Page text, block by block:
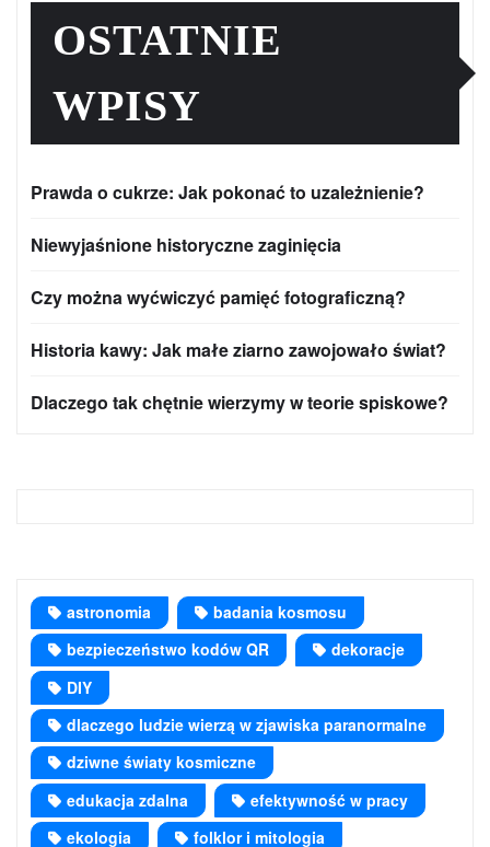
OSTATNIE
WPISY
Prawda o cukrze: Jak pokonać to uzależnienie?
Niewyjaśnione historyczne zaginięcia
Czy można wyćwiczyć pamięć fotograficzną?
Historia kawy: Jak małe ziarno zawojowało świat?
Dlaczego tak chętnie wierzymy w teorie spiskowe?
astronomia
badania kosmosu
bezpieczeństwo kodów QR
dekoracje
DIY
dlaczego ludzie wierzą w zjawiska paranormalne
dziwne światy kosmiczne
edukacja zdalna
efektywność w pracy
ekologia
folklor i mitologia